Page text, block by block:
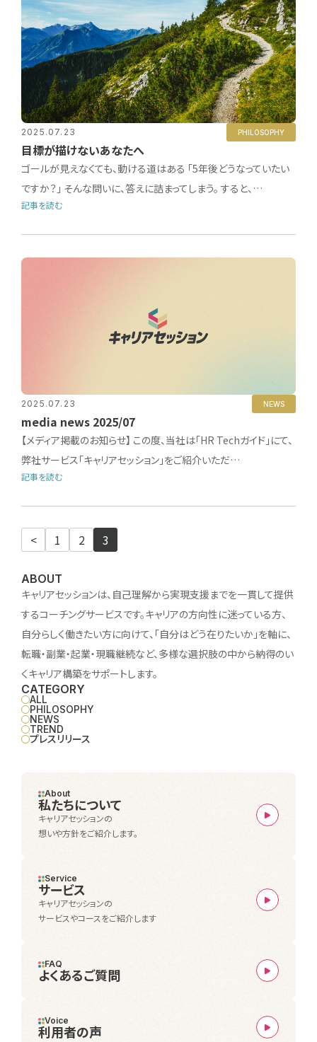
2025.07.23 PHILOSOPHY
目標が描けないあなたへ
ゴールが見えなくても、動ける道はある 「5年後どうなっていたい
ですか？」 そんな問いに、答えに詰まってしまう。 すると、…
記事を読む
2025.07.23 NEWS
media news 2025/07
【メディア掲載のお知らせ】 この度、当社は「HR Techガイド」にて、
弊社サービス「キャリアセッション」をご紹介いただ…
記事を読む
< 1 2 3
ABOUT
キャリアセッションは、自己理解から実現支援までを一貫して提供
するコーチングサービスです。キャリアの方向性に迷っている方、
自分らしく働きたい方に向けて、「自分はどう在りたいか」を軸に、
転職・副業・起業・現職継続など、多様な選択肢の中から納得のい
くキャリア構築をサポートします。
CATEGORY
ALL
PHILOSOPHY
NEWS
TREND
プレスリリース
About
私たちについて
キャリアセッションの
想いや方針をご紹介します。
Service
サービス
キャリアセッションの
サービスやコースをご紹介します
FAQ
よくあるご質問
Voice
利用者の声